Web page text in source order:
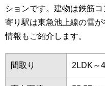
ションです。建物は鉄筋
寄り駅は東急池上線の雪
情報もご紹介します。
間取り 2LDK～